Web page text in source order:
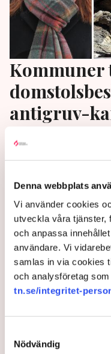
Denna webbplats
Vi använder cookies
utveckla våra tjänster,
och anpassa
användare. Vi
samlas in via cookies
och analysföretag
tn.se/integritet-
Nödvändig
Kommuner
antigruv-
inte tystna”
Östersunds PR-
fortsätter
och beslutet
ut på att
miljölagstiftning”,
på Svemin, till TN.
1 year ago | Av: Erik Ekerlid